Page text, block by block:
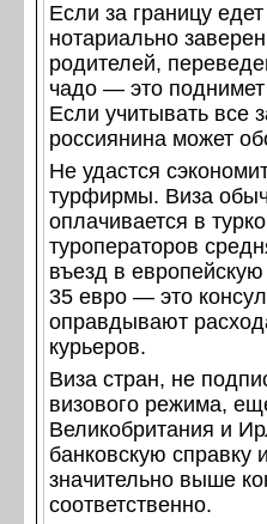
Если за границу
нотариально
родителей,
чадо — это
Если учитывать все
россиянина может
Не удастся
турфирмы. Виза
оплачивается в
туроператоров
въезд в
35 евро — это
оправдывают
курьеров.
Виза стран, не
визового режима,
Великобритания и
банковскую справку
значительно выше
соответственно.